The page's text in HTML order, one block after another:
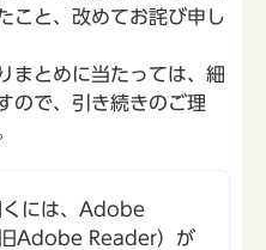
こと、改めてお詫び申し
まとめに当たっては、細
ので、引き続きのご理
くには、Adobe
Adobe Reader）が